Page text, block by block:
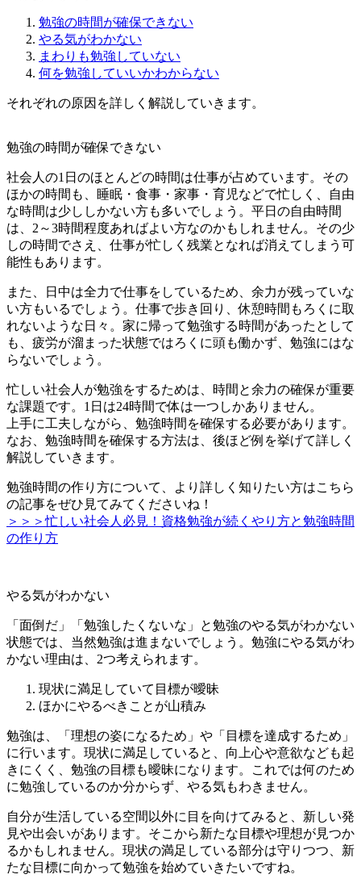
勉強の時間が確保できない
やる気がわかない
まわりも勉強していない
何を勉強していいかわからない
それぞれの原因を詳しく解説していきます。
勉強の時間が確保できない
社会人の1日のほとんどの時間は仕事が占めています。その
ほかの時間も、睡眠・食事・家事・育児などで忙しく、自由
な時間は少ししかない方も多いでしょう。平日の自由時間
は、2～3時間程度あればよい方なのかもしれません。その少
しの時間でさえ、仕事が忙しく残業となれば消えてしまう可
能性もあります。
また、日中は全力で仕事をしているため、余力が残っていな
い方もいるでしょう。仕事で歩き回り、休憩時間もろくに取
れないような日々。家に帰って勉強する時間があったとして
も、疲労が溜まった状態ではろくに頭も働かず、勉強にはな
らないでしょう。
忙しい社会人が勉強をするためは、時間と余力の確保が重要
な課題です。1日は24時間で体は一つしかありません。
上手に工夫しながら、勉強時間を確保する必要があります。
なお、勉強時間を確保する方法は、後ほど例を挙げて詳しく
解説していきます。
勉強時間の作り方について、より詳しく知りたい方はこちら
の記事をぜひ見てみてくださいね！
＞＞＞忙しい社会人必見！資格勉強が続くやり方と勉強時間
の作り方
やる気がわかない
「面倒だ」「勉強したくないな」と勉強のやる気がわかない
状態では、当然勉強は進まないでしょう。勉強にやる気がわ
かない理由は、2つ考えられます。
現状に満足していて目標が曖昧
ほかにやるべきことが山積み
勉強は、「理想の姿になるため」や「目標を達成するため」
に行います。現状に満足していると、向上心や意欲なども起
きにくく、勉強の目標も曖昧になります。これでは何のため
に勉強しているのか分からず、やる気もわきません。
自分が生活している空間以外に目を向けてみると、新しい発
見や出会いがあります。そこから新たな目標や理想が見つか
るかもしれません。現状の満足している部分は守りつつ、新
たな目標に向かって勉強を始めていきたいですね。